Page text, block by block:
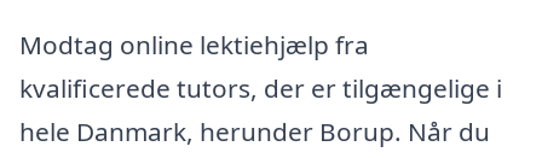
Modtag online lektiehjælp fra
kvalificerede tutors, der er tilgængelige i
hele Danmark, herunder Borup. Når du